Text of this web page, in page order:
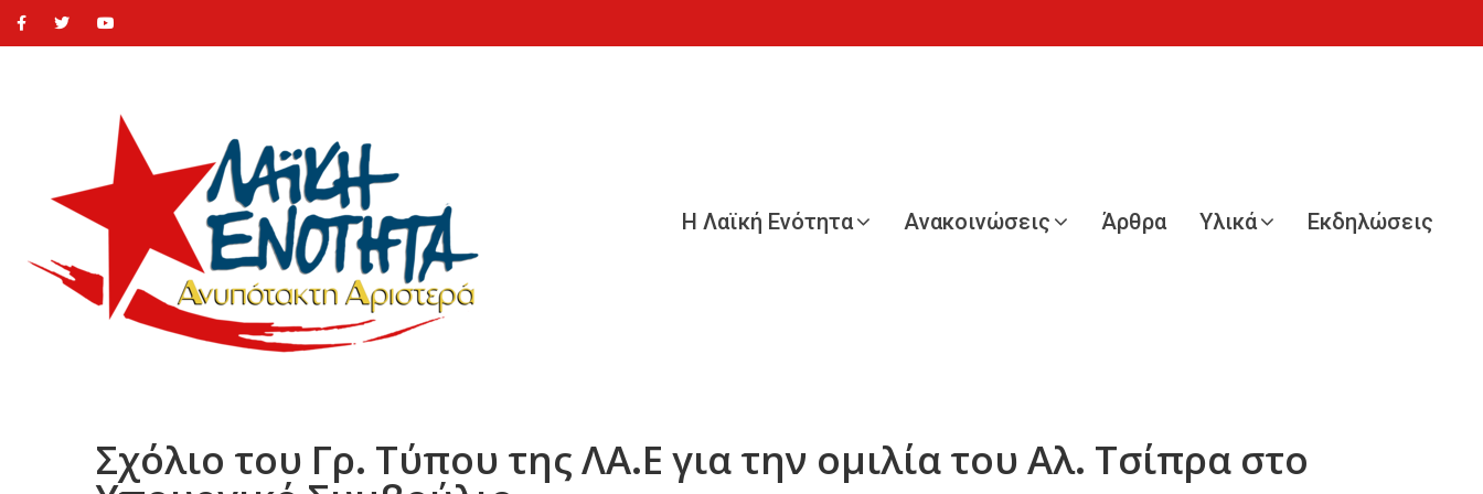
Η Λαϊκή Ενότητα Ανακοινώσεις Άρθρα Υλικά Εκδηλώσεις
Σχόλιο του Γρ. Τύπου της ΛΑ.Ε για την ομιλία του Αλ. Τσίπρα στο